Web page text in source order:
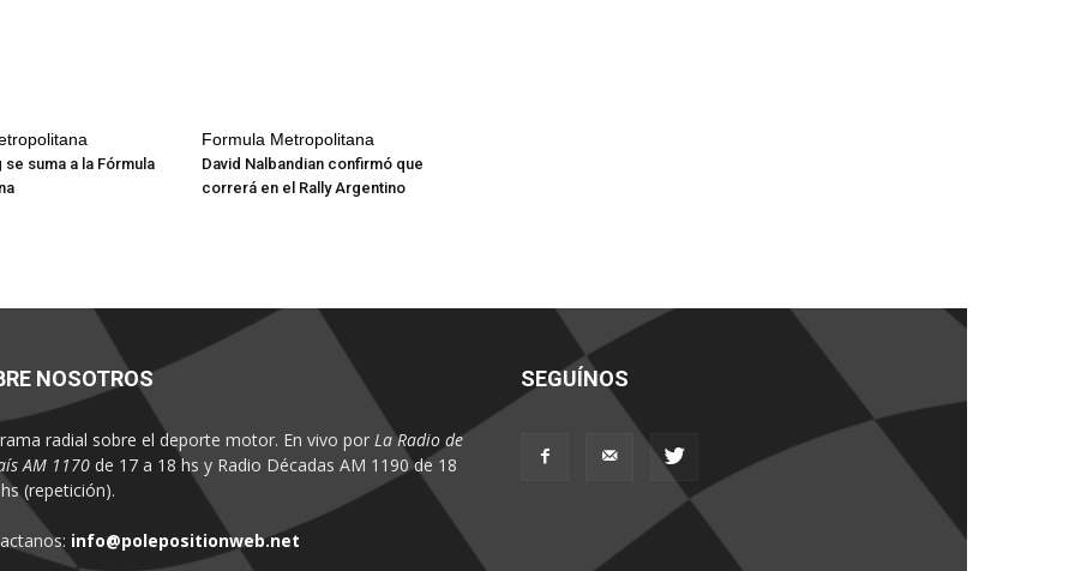
se suma a la Fórmula
Formula Metropolitana
David Nalbandian confirmó que
correrá en el Rally Argentino
NOSOTROS
radial sobre el deporte motor. En vivo por La Radio de
AM 1170 de 17 a 18 hs y Radio Décadas AM 1190 de 18
(repetición).
info@polepositionweb.net
SEGUÍNOS